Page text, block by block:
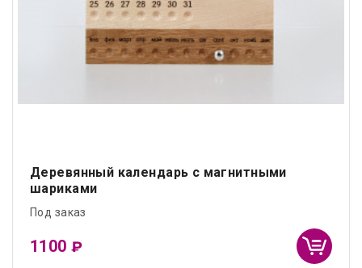
Деревянный календарь с магнитными
шариками
Под заказ
1100₽